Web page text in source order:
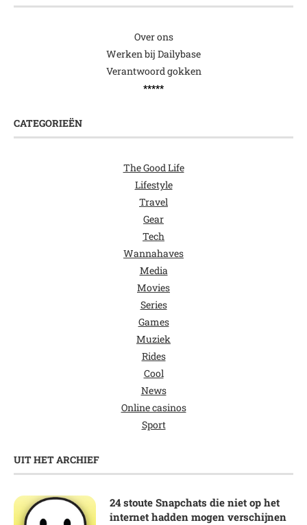
Over ons
Werken bij Dailybase
Verantwoord gokken
*****
CATEGORIEËN
The Good Life
Lifestyle
Travel
Gear
Tech
Wannahaves
Media
Movies
Series
Games
Muziek
Rides
Cool
News
Online casinos
Sport
UIT HET ARCHIEF
24 stoute Snapchats die niet op het
internet hadden mogen verschijnen